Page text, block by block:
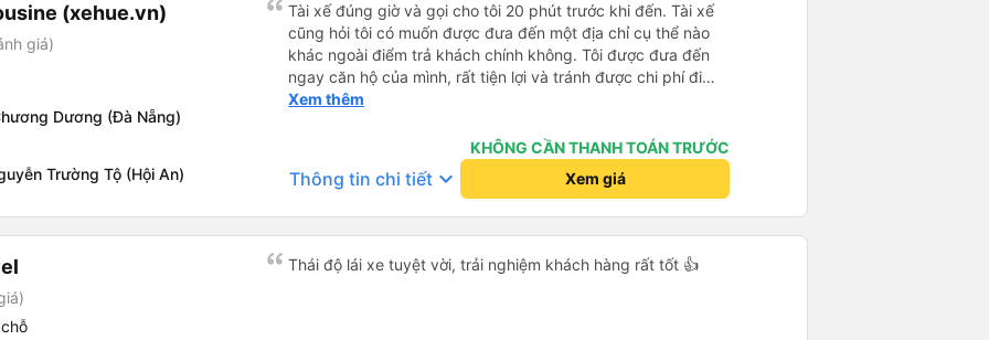
(xehue.vn)
giá)
Dương (Đà Nẵng)
Trường Tộ (Hội An)
Tài xế đúng giờ và gọi cho tôi 20 phút trước khi đến. Tài xế
cũng hỏi tôi có muốn được đưa đến một địa chỉ cụ thể nào
khác ngoài điểm trả khách chính không. Tôi được đưa đến
ngay căn hộ của mình, rất tiện lợi và tránh được chi phí đi
taxi. Tôi chắc chắn sẽ sử dụng dịch vụ này từ bây giờ cho
Xem thêm
KHÔNG CẦN THANH TOÁN TRƯỚC
Thông tin chi tiết keyboard_arrow_down Xem giá
Thái độ lái xe tuyệt vời, trải nghiệm khách hàng rất tốt 👍